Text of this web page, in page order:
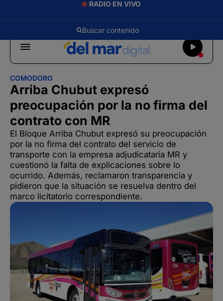
RADIO EN VIVO
COMODORO
Arriba Chubut expresó
preocupación por la no firma del
contrato con MR
El Bloque Arriba Chubut expresó su preocupación
por la no firma del contrato del servicio de
transporte con la empresa adjudicataria MR y
cuestionó la falta de explicaciones sobre lo
ocurrido. Además, reclamaron transparencia y
pidieron que la situación se resuelva dentro del
marco licitatorio correspondiente.